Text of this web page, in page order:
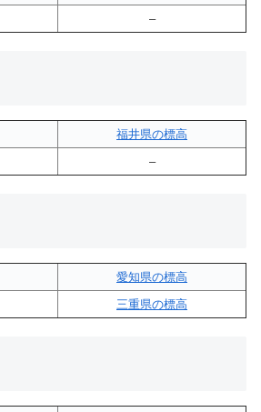
–
福井県の標高
–
愛知県の標高
三重県の標高